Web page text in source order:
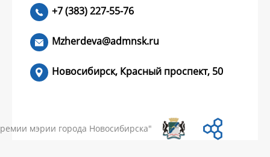
+7 (383) 227-55-76
Mzherdeva@admnsk.ru
Новосибирск, Красный проспект, 50
мэрии города Новосибирска"